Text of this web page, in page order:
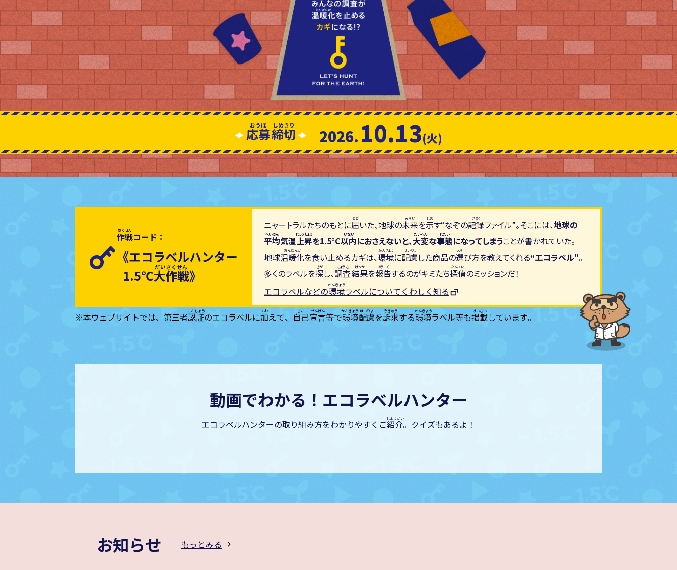
応募締切 2026.10.13(火)
作戦コード：
《エコラベルハンター
1.5℃大作戦》
ニャートラルたちのもとに届いた、地球の未来を示す“なぞの記録ファイル”。そこには、地球の
平均気温 上昇を1.5°C以内におさえないと、大変な事態になってしまうことが書かれていた。
地球温暖化を食い止めるカギは、環境に配慮した商品の選び方を教えてくれる“エコラベル”。
多くのラベルを探し、調査結果を報告するのがキミたち探偵のミッションだ！
エコラベルなどの環境ラベルについてくわしく知る
本ウェブサイトでは、第三者認証のエコラベルに加えて、 自己宣言等で環境配慮を訴求する環境ラベル等も掲載しています。
動画でわかる！ エコラベルハンター
エコラベルハンターの取り組み方をわかりやすくご紹介。クイズもあるよ！
お知らせ もっとみる